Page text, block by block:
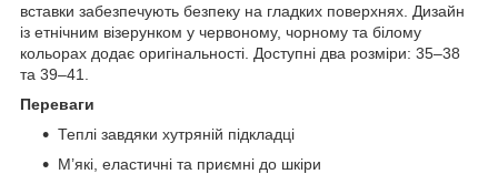
вставки забезпечують безпеку на гладких поверхнях. Дизайн
із етнічним візерунком у червоному, чорному та білому
кольорах додає оригінальності. Доступні два розміри: 35–38
та 39–41.
Переваги
Теплі завдяки хутряній підкладці
М’які, еластичні та приємні до шкіри